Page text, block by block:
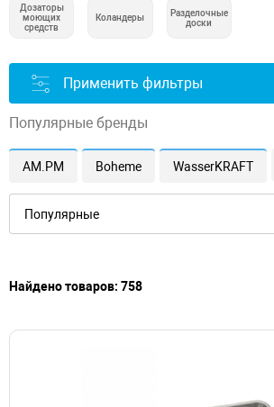
Дозаторы
моющих
средств
Коландеры
Разделочные
доски
Применить фильтры
Популярные бренды
AM.PM Boheme WasserKRAFT
Найдено товаров: 758